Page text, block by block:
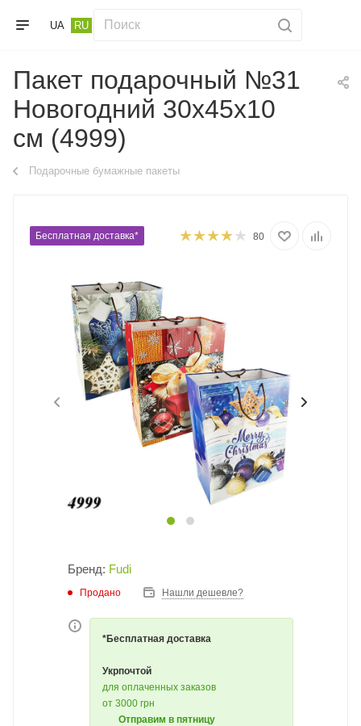
UA RU
Пакет подарочный №31
Новогодний 30х45х10
см (4999)
Подарочные бумажные пакеты
Бесплатная доставка* 80
Бренд: Fudi
Продано Нашли дешевле?
*Бесплатная доставка
Укрпочтой
для оплаченных заказов
от 3000 грн
Отправим в пятницу